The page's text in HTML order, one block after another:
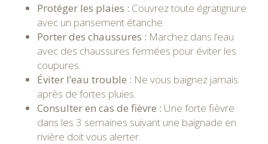
Protéger les plaies : Couvrez toute égratignure
avec un pansement étanche.
Porter des chaussures : Marchez dans l’eau
avec des chaussures fermées pour éviter les
coupures.
Éviter l’eau trouble : Ne vous baignez jamais
après de fortes pluies.
Consulter en cas de fièvre : Une forte fièvre
dans les 3 semaines suivant une baignade en
rivière doit vous alerter.